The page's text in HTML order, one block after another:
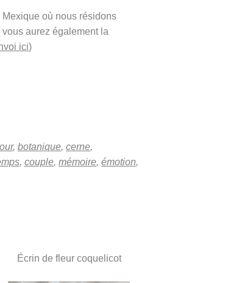
où nous résidons
aurez également la
ici)
, botanique, cerne,
, couple, mémoire, émotion,
Écrin de fleur coquelicot